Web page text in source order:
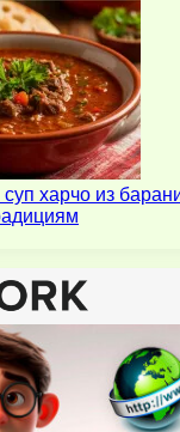
суп харчо из